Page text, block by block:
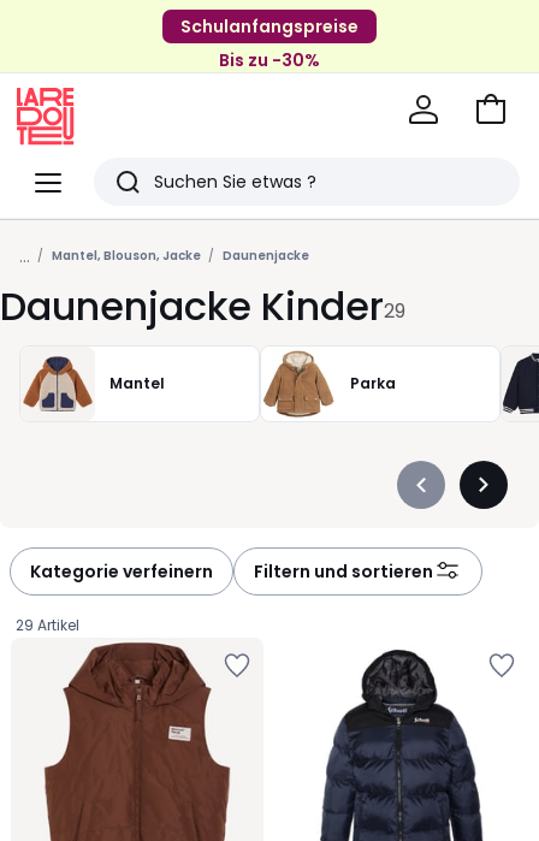
Schulanfangspreise
Bis zu -30%
Menü
Redoute
Suchen
Zuletzt
angesehenen
Artikel
Zum
... Mantel, Blouson, Jacke Daunenjacke
Daunenjacke Kinder29
Mantel Parka
Précédent
défiler
à
gauche
à
Kategorie verfeinern Filtern und sortieren
29 Artikel